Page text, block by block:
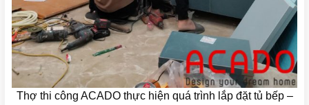
Thợ thi công ACADO thực hiện quá trình lắp đặt tủ bếp –